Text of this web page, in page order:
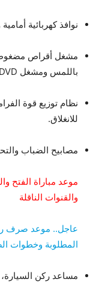
نوافذ كهربائية
باللمس ومشغل DVD.
للانغلاق.
مصابيح الضباب
والقنوات الناقلة
عاجل.. موعد صرف
المطلوبة وخطوات
مساعد ركن